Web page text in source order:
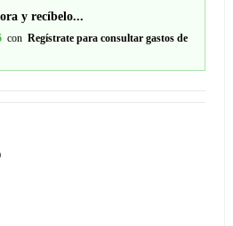
y recíbelo...
con Regístrate para consultar gastos de